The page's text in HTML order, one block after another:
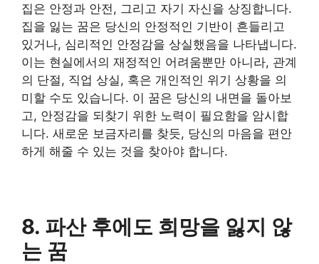
집은 안정과 안전, 그리고 자기 자신을 상징합니다.
집을 잃는 꿈은 당신의 안정적인 기반이 흔들리고
있거나, 심리적인 안정감을 상실했음을 나타냅니다.
이는 현실에서의 재정적인 어려움뿐만 아니라, 관계
의 단절, 직업 상실, 혹은 개인적인 위기 상황을 의
미할 수도 있습니다. 이 꿈은 당신의 내면을 돌아보
고, 안정감을 되찾기 위한 노력이 필요함을 암시합
니다. 새로운 보금자리를 찾듯, 당신의 마음을 편안
하게 해줄 수 있는 것을 찾아야 합니다.
8. 파산 후에도 희망을 잃지 않
는 꿈